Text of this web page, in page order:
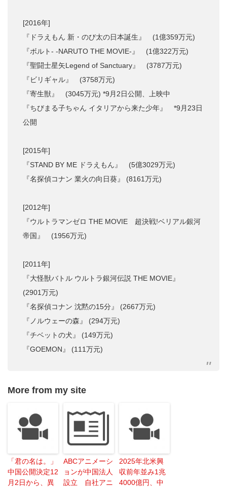
[2016年]
『ドラえもん 新・のび太の日本誕生』 (1億359万元)
『ボルト- -NARUTO THE MOVIE-』 (1億322万元)
『聖闘士星矢Legend of Sanctuary』 (3787万元)
『ビリギャル』 (3758万元)
『寄生獣』 (3045万元) *9月2日公開、上映中
『ちびまる子ちゃん イタリアから来た少年』 *9月23日
公開
[2015年]
『STAND BY ME ドラえもん』 (5億3029万元)
『名探偵コナン 業火の向日葵』 (8161万元)
[2012年]
『ウルトラマンゼロ THE MOVIE 超決戦!ベリアル銀河
帝国』 (1956万元)
[2011年]
『大怪獣バトル ウルトラ銀河伝説 THE MOVIE』
(2901万元)
『名探偵コナン 沈黙の15分』 (2667万元)
『ノルウェーの森』 (294万元)
『チベットの犬』 (149万元)
『GOEMON』 (111万元)
More from my site
「君の名は。」
中国公開決定12
月2日から、異
ABCアニメーシ
ョンが中国法人
設立 自社アニ
2025年北米興
収前年並み1兆
4000億円、中